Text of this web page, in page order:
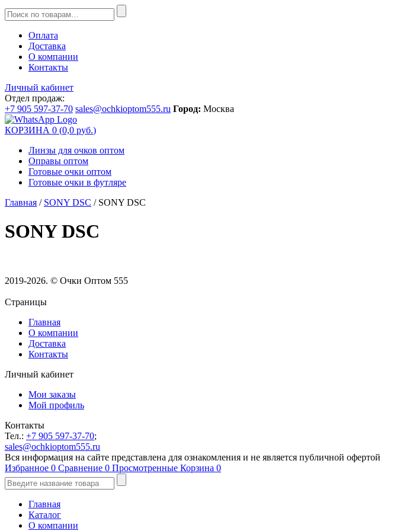
Оплата
Доставка
О компании
Контакты
Личный кабинет
Отдел продаж:
+7 905 597-37-70 sales@ochkioptom555.ru Город: Москва
КОРЗИНА 0 (0,0 руб.)
Линзы для очков оптом
Оправы оптом
Готовые очки оптом
Готовые очки в футляре
Главная / SONY DSC / SONY DSC
SONY DSC
2019-2026. © Очки Оптом 555
Страницы
Главная
О компании
Доставка
Контакты
Личный кабинет
Мои заказы
Мой профиль
Контакты
Тел.: +7 905 597-37-70;
sales@ochkioptom555.ru
Вся информация на сайте представлена для ознакомления и не является публичной офертой
Избранное 0 Сравнение 0 Просмотренные Корзина 0
Главная
Каталог
О компании